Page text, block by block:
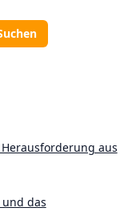
aus
das